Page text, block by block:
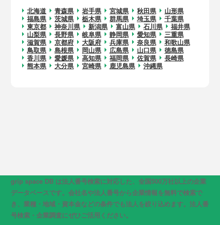
北海道 青森県 岩手県 宮城県 秋田県
山形県
福島県
茨城県 栃木県 群馬県 埼玉県
千葉県
東京都
神奈川県 新潟県 富山県 石川県
福井県
山梨県
長野県 岐阜県 静岡県 愛知県
三重県
滋賀県
京都府 大阪府 兵庫県 奈良県
和歌山県
鳥取県
島根県 岡山県 広島県 山口県
徳島県
香川県
愛媛県 高知県 福岡県 佐賀県
長崎県
熊本県
大分県 宮崎県 鹿児島県 沖縄県
grip space DB は法人番号検索に対応した、全国500万社以上の企業
データベースです。会社名や法人番号から企業情報を無料で検索で
き、業種・地域・資本金などの条件でも法人を絞り込めます。法人番
号検索・企業調査にぜひご活用ください。